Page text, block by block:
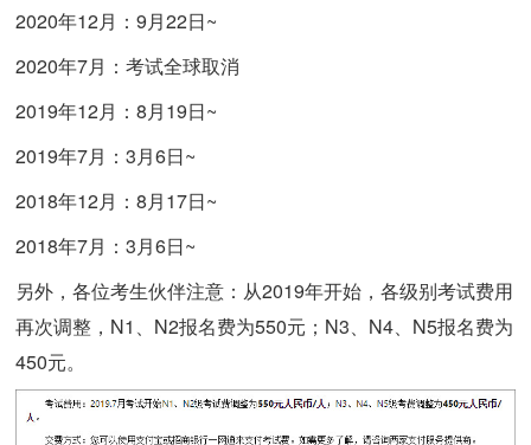
2020年12月：9月22日~
2020年7月：考试全球取消
2019年12月：8月19日~
2019年7月：3月6日~
2018年12月：8月17日~
2018年7月：3月6日~
另外，各位考生伙伴注意：从2019年开始，各级别考试费用
再次调整，N1、N2报名费为550元；N3、N4、N5报名费为
450元。